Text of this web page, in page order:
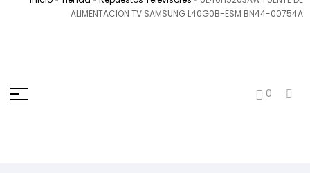
ALIMENTACION TV SAMSUNG L40G0B-ESM BN44-00754A
0